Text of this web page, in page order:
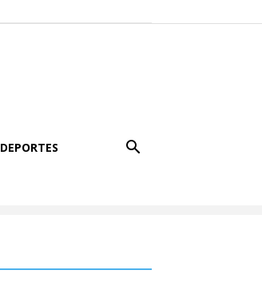
DEPORTES